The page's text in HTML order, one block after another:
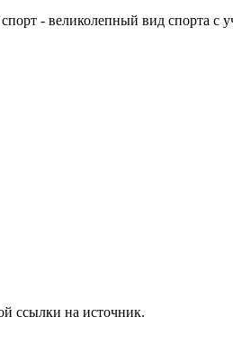
- великолепный вид спорта с
ссылки на источник.